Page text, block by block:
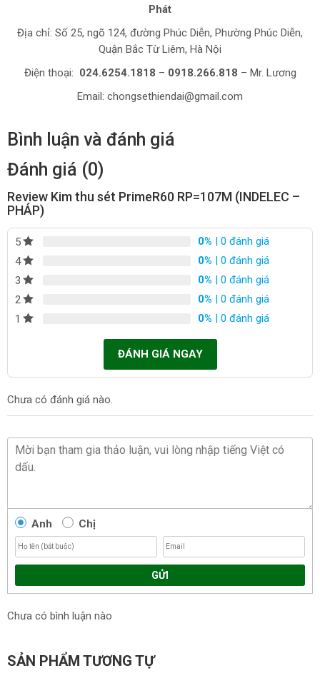
Phát
Địa chỉ: Số 25, ngõ 124, đường Phúc Diễn, Phường Phúc Diễn,
Quận Bắc Từ Liêm, Hà Nội
Điện thoại: 024.6254.1818 – 0918.266.818 – Mr. Lương
Email: chongsethiendai@gmail.com
Bình luận và đánh giá
Đánh giá (0)
Review Kim thu sét PrimeR60 RP=107M (INDELEC –
PHÁP)
5 0% | 0 đánh giá
4
0% | 0 đánh giá
3
0% | 0 đánh giá
2
0% | 0 đánh giá
1
0% | 0 đánh giá
ĐÁNH GIÁ NGAY
Chưa có đánh giá nào.
Anh Chị
GỬI
Chưa có bình luận nào
SẢN PHẨM TƯƠNG TỰ